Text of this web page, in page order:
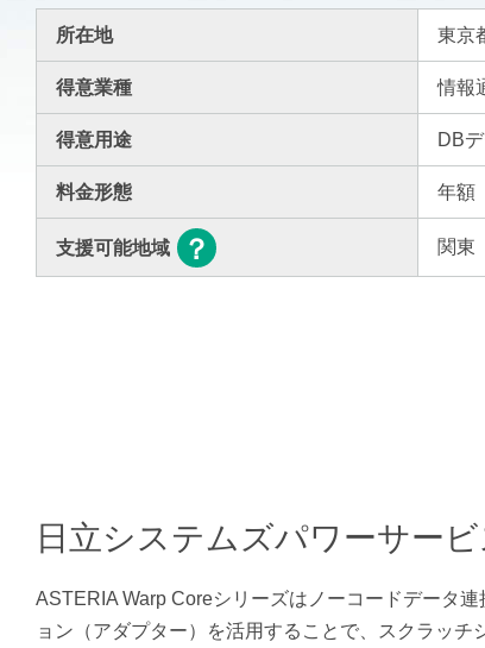
所在地 東京
得意業種 情報
得意用途 DB
料金形態 年額
支援可能地域 関東
日立システムズパワーサー
ASTERIA Warp Coreシリーズはノーコードデータ
ョン（アダプター）を活用することで、スクラッ